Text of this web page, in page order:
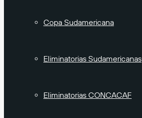
Copa Sudamericana
Eliminatorias Sudamericanas
Eliminatorias CONCACAF